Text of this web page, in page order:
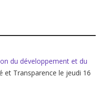
du développement et du
et Transparence le jeudi 16